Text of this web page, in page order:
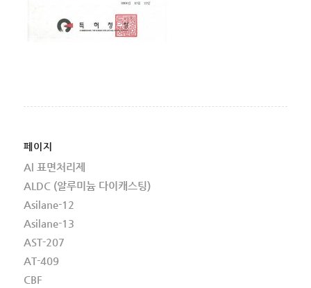
페이지
Al 표면처리제
ALDC (알루미늄 다이캐스팅)
Asilane-12
Asilane-13
AST-207
AT-409
CBF